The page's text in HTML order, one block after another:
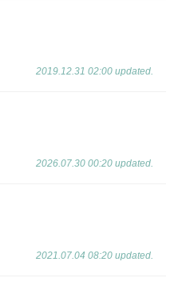
2019.12.31 02:00 updated.
2026.07.30 00:20 updated.
2021.07.04 08:20 updated.